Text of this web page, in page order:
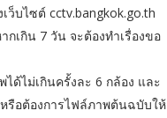
ว็บไซต์ cctv.bangkok.go.th
เกิน 7 วัน จะต้องทำเรื่องขอ
ด้ไม่เกินครั้งละ 6 กล้อง และ
รือต้องการไฟล์ภาพต้นฉบับให้